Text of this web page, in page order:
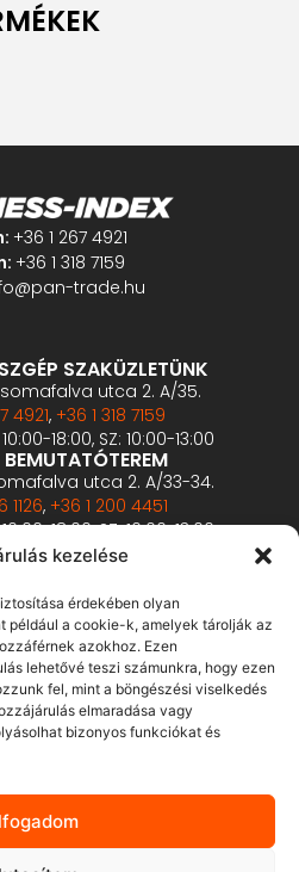
kezelése
érdekében olyan
például a cookie-k, amelyek tárolják az
azokhoz. Ezen
lehetővé teszi számunkra, hogy ezen
fel, mint a böngészési viselkedés
elmaradása vagy
bizonyos funkciókat és
+36 1 267 4921
+36 1 318 7159
trade.hu
SZAKÜZLETÜNK
utca 2. A/35.
4921, +36 1 318 7159
18:00, SZ: 10:00-13:00
utca 2. A/33-34.
1126, +36 1 200 4451
18:00, SZ: 10:00-13:00
BEMUTATÓTEREM
Vállalkozó u. 12.
1 900 0657
bejelentkezés alapján
tájékoztató